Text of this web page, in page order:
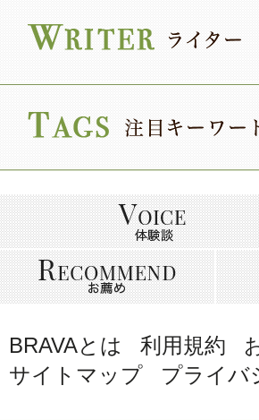
BRAVAとは 利用規約
サイトマップ
プライバ